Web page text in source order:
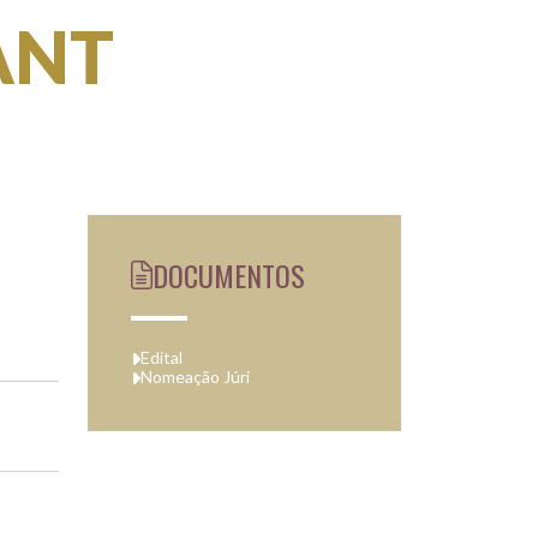
DOCUMENTOS
Edital
Nomeação Júri